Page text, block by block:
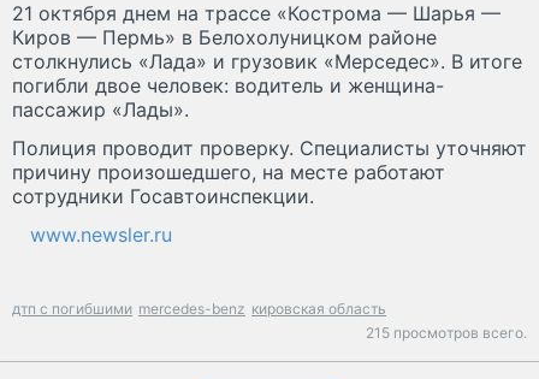
21 октября днем на трассе «Кострома — Шарья —
Киров — Пермь» в Белохолуницком районе
столкнулись «Лада» и грузовик «Мерседес». В итоге
погибли двое человек: водитель и женщина-
пассажир «Лады».
Полиция проводит проверку. Специалисты уточняют
причину произошедшего, на месте работают
сотрудники Госавтоинспекции.
www.newsler.ru
дтп с погибшими mercedes-benz кировская область
215 просмотров всего.